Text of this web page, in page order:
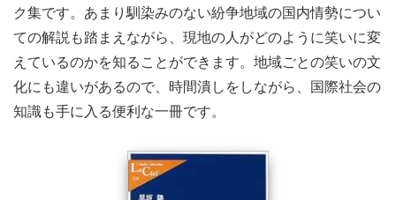
ク集です。あまり馴染みのない紛争地域の国内情勢につい
ての解説も踏まえながら、現地の人がどのように笑いに変
えているのかを知ることができます。地域ごとの笑いの文
化にも違いがあるので、時間潰しをしながら、国際社会の
知識も手に入る便利な一冊です。